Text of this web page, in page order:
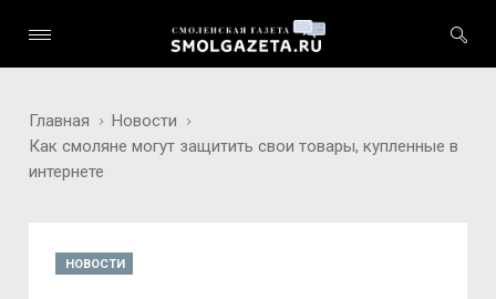
Главная
Новости
Как смоляне могут защитить свои товары, купленные в
интернете
НОВОСТИ